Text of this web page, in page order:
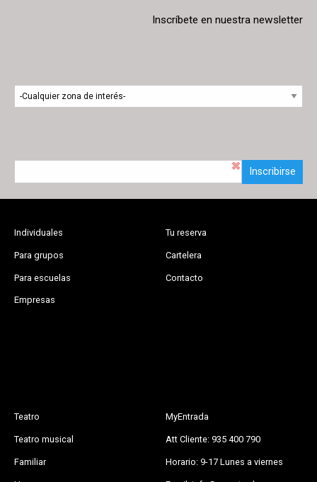
Inscríbete en nuestra newsletter
Inscribirse
Individuales
Para grupos
Para escuelas
Empresas
Tu reserva
Cartelera
Contacto
Teatro
Teatro musical
Familiar
MyEntrada
Att Cliente: 935 400 790
Horario: 9-17 Lunes a viernes